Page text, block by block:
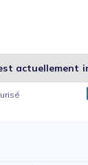
actuellement